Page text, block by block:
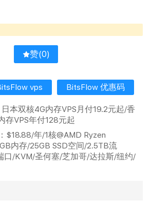
赞(0)
vps BitsFlow 优惠码
日本双核4G内存VPS月付19.2元起/香
存VPS年付128元起
$18.88/年/1核@AMD Ryzen
内存/25GB SSD空间/2.5TB流
口/KVM/圣何塞/芝加哥/达拉斯/纽约/